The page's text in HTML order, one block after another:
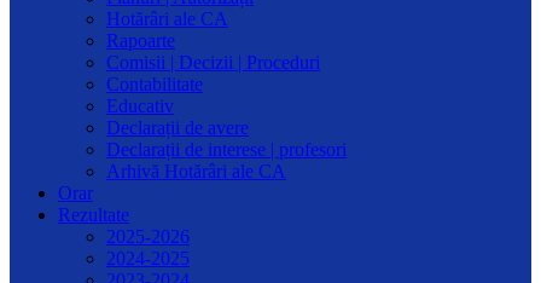
Hotărâri ale CA
Rapoarte
Comisii | Decizii | Proceduri
Contabilitate
Educativ
Declarații de avere
Declarații de interese | profesori
Arhivă Hotărâri ale CA
Orar
Rezultate
2025-2026
2024-2025